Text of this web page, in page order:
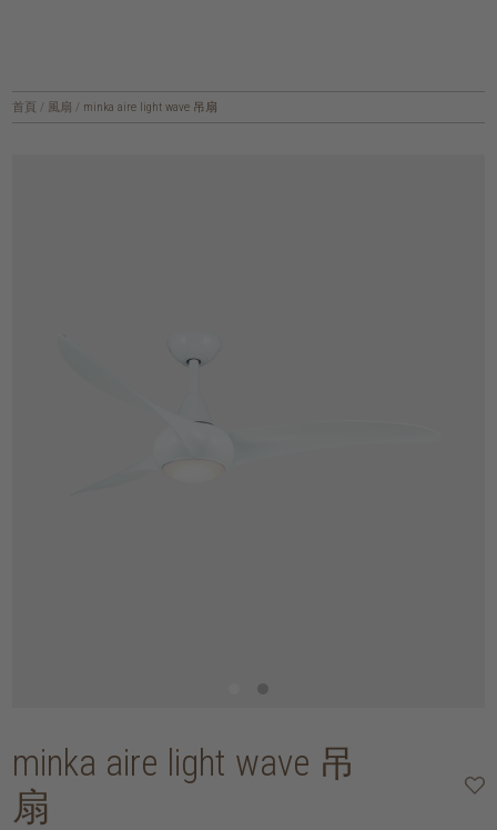
首頁 / 風扇 / minka aire light wave 吊扇
minka aire light wave 吊
扇